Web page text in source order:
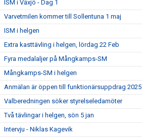
ISM i Växjö - Dag 1
Varvetmilen kommer till Sollentuna 1 maj
ISM i helgen
Extra kasttävling i helgen, lördag 22 Feb
Fyra medalaljer på Mångkamps-SM
Mångkamps-SM i helgen
Anmälan är öppen till funktionärsuppdrag 2025
Valberedningen söker styrelseledamöter
Två tävlingar i helgen, sön 5 jan
Intervju - Niklas Kagevik